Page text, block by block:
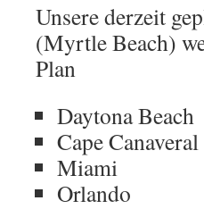
Unsere derzeit
(Myrtle Beach)
Plan
Daytona Beach
Cape Canaveral
Miami
Orlando